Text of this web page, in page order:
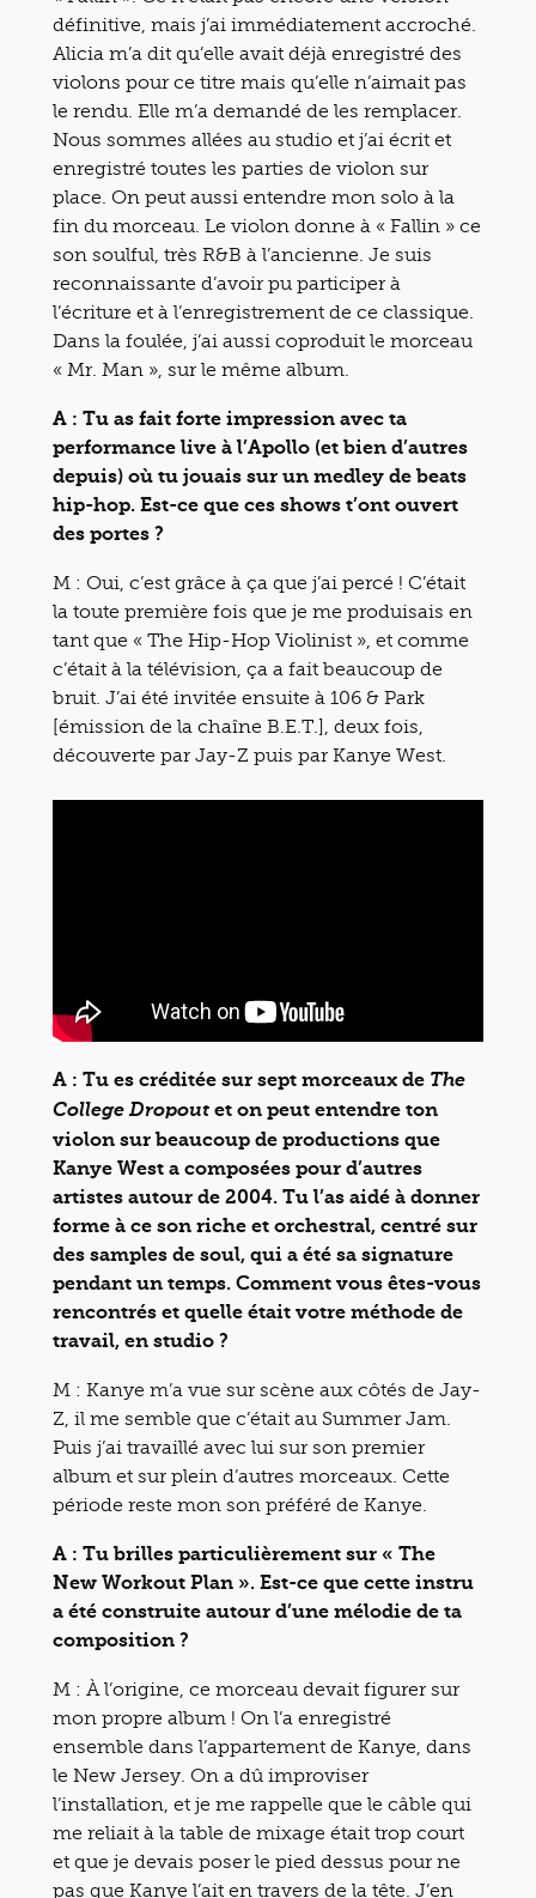
définitive, mais j’ai immédiatement accroché.
Alicia m’a dit qu’elle avait déjà enregistré des
violons pour ce titre mais qu’elle n’aimait pas
le rendu. Elle m’a demandé de les remplacer.
Nous sommes allées au studio et j’ai écrit et
enregistré toutes les parties de violon sur
place. On peut aussi entendre mon solo à la
fin du morceau. Le violon donne à « Fallin » ce
son soulful, très R&B à l’ancienne. Je suis
reconnaissante d’avoir pu participer à
l’écriture et à l’enregistrement de ce classique.
Dans la foulée, j’ai aussi coproduit le morceau
« Mr. Man », sur le même album.
A : Tu as fait forte impression avec ta
performance live à l’Apollo (et bien d’autres
depuis) où tu jouais sur un medley de beats
hip-hop. Est-ce que ces shows t’ont ouvert
des portes ?
M : Oui, c’est grâce à ça que j’ai percé ! C’était
la toute première fois que je me produisais en
tant que « The Hip-Hop Violinist », et comme
c’était à la télévision, ça a fait beaucoup de
bruit. J’ai été invitée ensuite à 106 & Park
[émission de la chaîne B.E.T.], deux fois,
découverte par Jay-Z puis par Kanye West.
A : Tu es créditée sur sept morceaux de The
College Dropout et on peut entendre ton
violon sur beaucoup de productions que
Kanye West a composées pour d’autres
artistes autour de 2004. Tu l’as aidé à donner
forme à ce son riche et orchestral, centré sur
des samples de soul, qui a été sa signature
pendant un temps. Comment vous êtes-vous
rencontrés et quelle était votre méthode de
travail, en studio ?
M : Kanye m’a vue sur scène aux côtés de Jay-
Z, il me semble que c’était au Summer Jam.
Puis j’ai travaillé avec lui sur son premier
album et sur plein d’autres morceaux. Cette
période reste mon son préféré de Kanye.
A : Tu brilles particulièrement sur « The
New Workout Plan ». Est-ce que cette instru
a été construite autour d’une mélodie de ta
composition ?
M : À l’origine, ce morceau devait figurer sur
mon propre album ! On l’a enregistré
ensemble dans l’appartement de Kanye, dans
le New Jersey. On a dû improviser
l’installation, et je me rappelle que le câble qui
me reliait à la table de mixage était trop court
et que je devais poser le pied dessus pour ne
pas que Kanye l’ait en travers de la tête. J’en